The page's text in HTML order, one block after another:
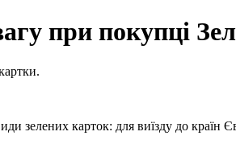
при покупці
зелених карток: для виїзду до